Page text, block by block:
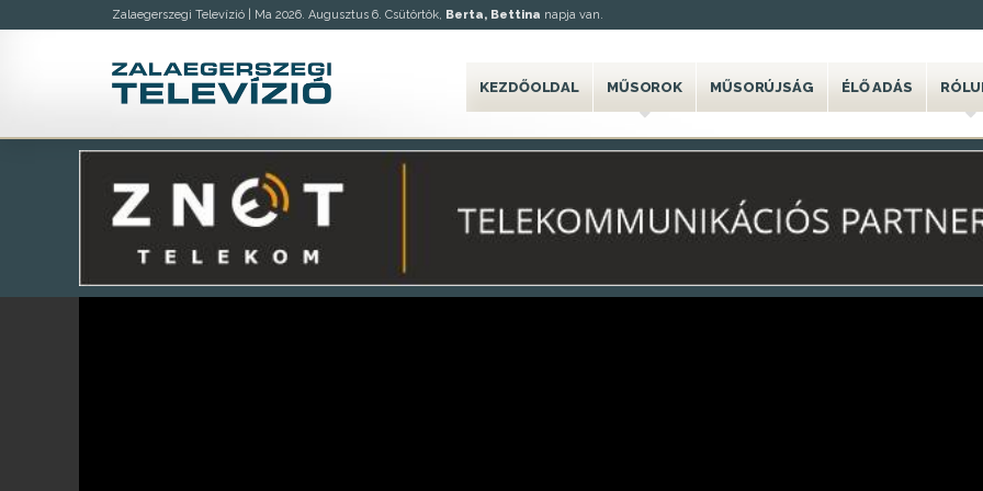
Zalaegerszegi Televízió | Ma 2026. Augusztus 6. Csütörtök, Berta, Bettina napja van.
KEZDŐOLDAL MŰSOROK MŰSORÚJSÁG ÉLŐ ADÁS